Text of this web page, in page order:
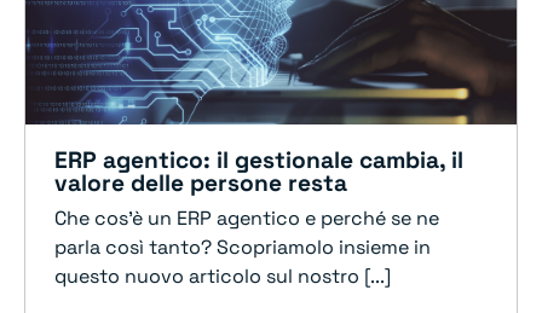
ERP agentico: il gestionale cambia, il
valore delle persone resta
Che cos'è un ERP agentico e perché se ne
parla così tanto? Scopriamolo insieme in
questo nuovo articolo sul nostro [...]